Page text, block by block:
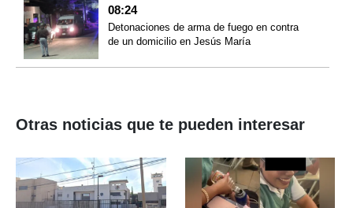
08:24
Detonaciones de arma de fuego en contra
de un domicilio en Jesús María
Otras noticias que te pueden interesar